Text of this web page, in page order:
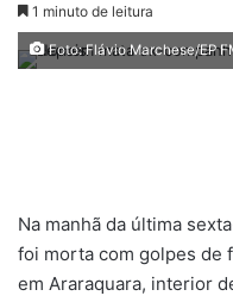
1 minuto de leitura
Foto: Flávio Marchese/EP
Na manhã da última
foi morta com golpes de
em Araraquara, interior